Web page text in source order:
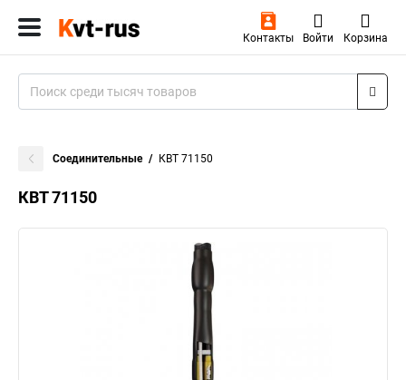
Контакты Войти Корзина
Соединительные КВТ 71150
КВТ 71150